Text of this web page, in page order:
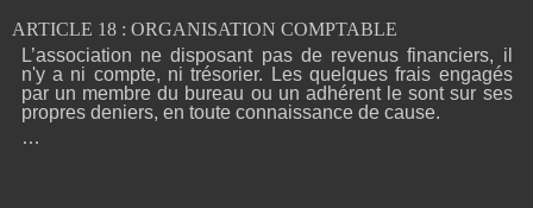
ARTICLE 18 : ORGANISATION COMPTABLE
L’association ne disposant pas de revenus financiers, il
n'y a ni compte, ni trésorier. Les quelques frais engagés
par un membre du bureau ou un adhérent le sont sur ses
propres deniers, en toute connaissance de cause.
…